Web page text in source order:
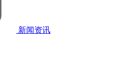
新闻资讯